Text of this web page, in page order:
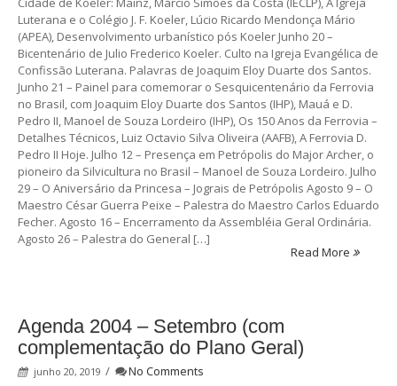
Luterana e o Colégio J. F. Koeler, Lúcio Ricardo Mendonça Mário
(APEA), Desenvolvimento urbanístico pós Koeler Junho 20 –
Bicentenário de Julio Frederico Koeler. Culto na Igreja Evangélica de
Confissão Luterana. Palavras de Joaquim Eloy Duarte dos Santos.
Junho 21 – Painel para comemorar o Sesquicentenário da Ferrovia
no Brasil, com Joaquim Eloy Duarte dos Santos (IHP), Mauá e D.
Pedro II, Manoel de Souza Lordeiro (IHP), Os 150 Anos da Ferrovia –
Detalhes Técnicos, Luiz Octavio Silva Oliveira (AAFB), A Ferrovia D.
Pedro II Hoje. Julho 12 – Presença em Petrópolis do Major Archer, o
pioneiro da Silvicultura no Brasil – Manoel de Souza Lordeiro. Julho
29 – O Aniversário da Princesa – Jograis de Petrópolis Agosto 9 – O
Maestro César Guerra Peixe – Palestra do Maestro Carlos Eduardo
Fecher. Agosto 16 – Encerramento da Assembléia Geral Ordinária.
Agosto 26 – Palestra do General […]
Read More
Agenda 2004 – Setembro (com
complementação do Plano Geral)
junho 20, 2019 /
No Comments